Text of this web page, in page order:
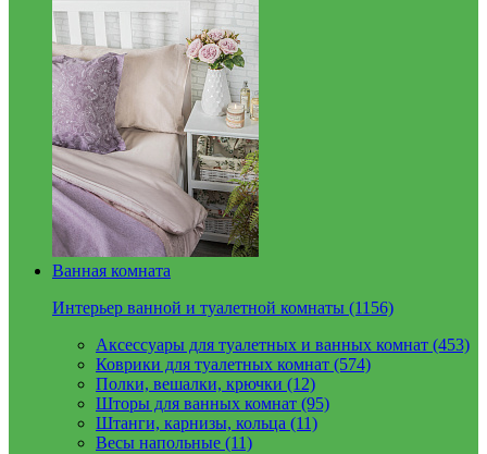
Ванная комната
Интерьер ванной и туалетной комнаты (1156)
Аксессуары для туалетных и ванных комнат (453)
Коврики для туалетных комнат (574)
Полки, вешалки, крючки (12)
Шторы для ванных комнат (95)
Штанги, карнизы, кольца (11)
Весы напольные (11)